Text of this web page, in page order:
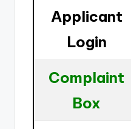
Applicant
Login
Complaint
Box